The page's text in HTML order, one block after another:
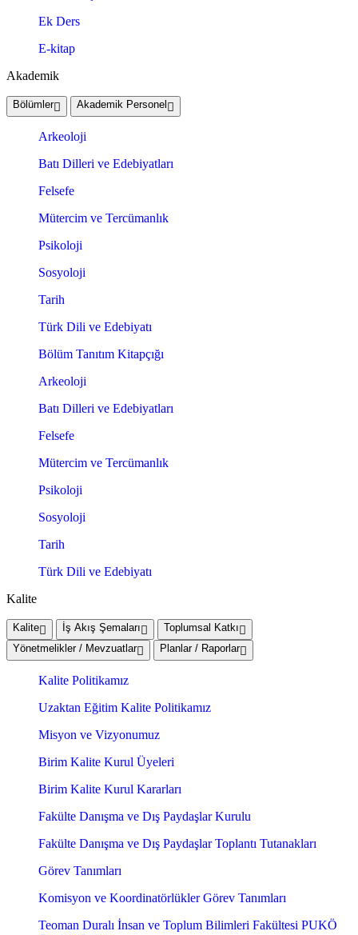
Ek Ders
E-kitap
Akademik
Bölümler Akademik Personel
Arkeoloji
Batı Dilleri ve Edebiyatları
Felsefe
Mütercim ve Tercümanlık
Psikoloji
Sosyoloji
Tarih
Türk Dili ve Edebiyatı
Bölüm Tanıtım Kitapçığı
Arkeoloji
Batı Dilleri ve Edebiyatları
Felsefe
Mütercim ve Tercümanlık
Psikoloji
Sosyoloji
Tarih
Türk Dili ve Edebiyatı
Kalite
Kalite İş Akış Şemaları
Toplumsal Katkı
Yönetmelikler / Mevzuatlar
Planlar / Raporlar
Kalite Politikamız
Uzaktan Eğitim Kalite Politikamız
Misyon ve Vizyonumuz
Birim Kalite Kurul Üyeleri
Birim Kalite Kurul Kararları
Fakülte Danışma ve Dış Paydaşlar Kurulu
Fakülte Danışma ve Dış Paydaşlar Toplantı Tutanakları
Görev Tanımları
Komisyon ve Koordinatörlükler Görev Tanımları
Teoman Duralı İnsan ve Toplum Bilimleri Fakültesi PUKÖ